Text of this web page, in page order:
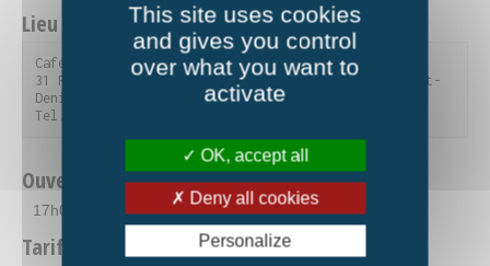
Lieu et contact
Café-bar associatif du Kiosque
31 Rue de la Croix Blanche - 73870 Saint-Julien-Mont-
Denis
Tel. 04 79 59 90 56
Ouverture
17h00-20h00
Tarifs
This site uses cookies
and gives you control
over what you want to
activate
OK, accept all
Deny all cookies
Personalize